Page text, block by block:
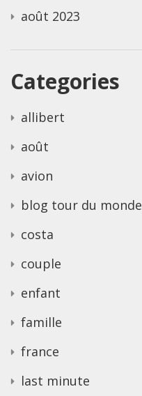
août 2023
Categories
allibert
août
avion
blog tour du monde
costa
couple
enfant
famille
france
last minute